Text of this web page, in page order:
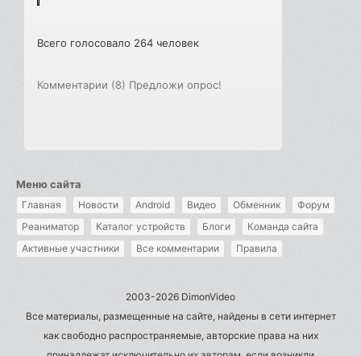
Всего голосовало 264 человек
Комментарии (8) Предложи опрос!
Меню сайта
Главная Новости Android Видео Обменник
Форум
Реаниматор
Каталог устройств Блоги
Команда сайта
Активные участники
Все комментарии Правила
2003-2026 DimonVideo
Все материалы, размещенные на сайте, найдены в сети интернет
как свободно распространяемые, авторские права на них